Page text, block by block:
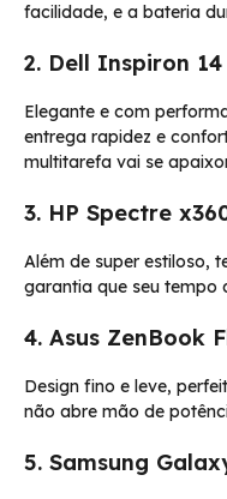
facilidade, e a bateria
2. Dell Inspiron
Elegante e com
entrega rapidez e
multitarefa vai se
3. HP Spectre
Além de super estiloso,
garantia que seu tempo
4. Asus ZenBook
Design fino e leve,
não abre mão de
5. Samsung